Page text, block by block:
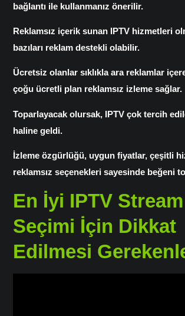
bağlantı ile kullanmanız önerilir.
Reklamsız içerik sunan IPTV hizmetleri
bazıları reklam destekli olabilir.
Ücretsiz olanlar sıklıkla ara reklamlar
çoğu ücretli plan reklamsız izleme sağlar.
Toparlayacak olursak, IPTV çok tercih
haline geldi.
İzleme özgürlüğü, uygun fiyatlar, çeşitli
reklamsız seçenekleri sayesinde beğeni
En İyi IPTV
Seçimi İçin Dikkat
Edilmesi